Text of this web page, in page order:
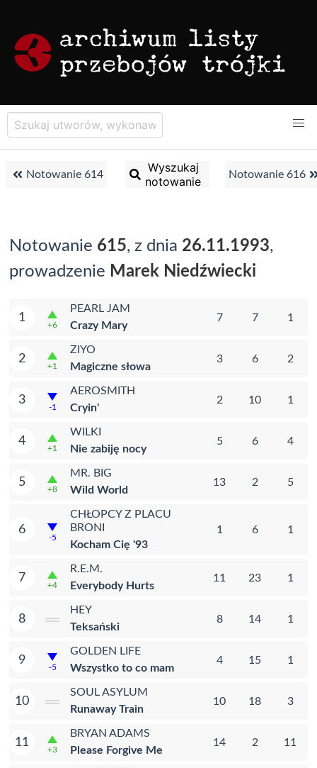
Notowanie 614
Wyszukaj
notowanie
Notowanie 616
Notowanie 615, z dnia 26.11.1993,
prowadzenie Marek Niedźwiecki
1
+6
PEARL JAM
Crazy Mary
7 7 1
2
+1
ZIYO
Magiczne słowa
3 6 2
3
-1
AEROSMITH
Cryin'
2 10 1
4
+1
WILKI
Nie zabiję nocy
5 6 4
5
+8
MR. BIG
Wild World
13 2 5
6
-5
CHŁOPCY Z PLACU
BRONI
Kocham Cię '93
1 6 1
7
+4
R.E.M.
Everybody Hurts
11 23 1
8
HEY
Teksański
8 14 1
9
-5
GOLDEN LIFE
Wszystko to co mam
4 15 1
10
SOUL ASYLUM
Runaway Train
10 18 3
11
+3
BRYAN ADAMS
Please Forgive Me
14 2 11